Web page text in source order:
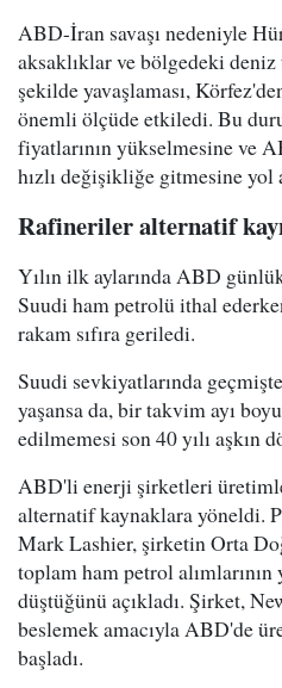
ABD-İran savaşı nedeniyle
aksaklıklar ve bölgedeki deniz
şekilde yavaşlaması,
önemli ölçüde etkiledi. Bu
fiyatlarının yükselmesine ve
hızlı değişikliğe gitmesine yol
Rafineriler alternatif
Yılın ilk aylarında ABD
Suudi ham petrolü ithal
rakam sıfıra geriledi.
Suudi sevkiyatlarında
yaşansa da, bir takvim ayı
edilmemesi son 40 yılı aşkın
ABD'li enerji şirketleri
alternatif kaynaklara yöneldi.
Mark Lashier, şirketin Orta
toplam ham petrol
düştüğünü açıkladı. Şirket,
beslemek amacıyla ABD'de
başladı.